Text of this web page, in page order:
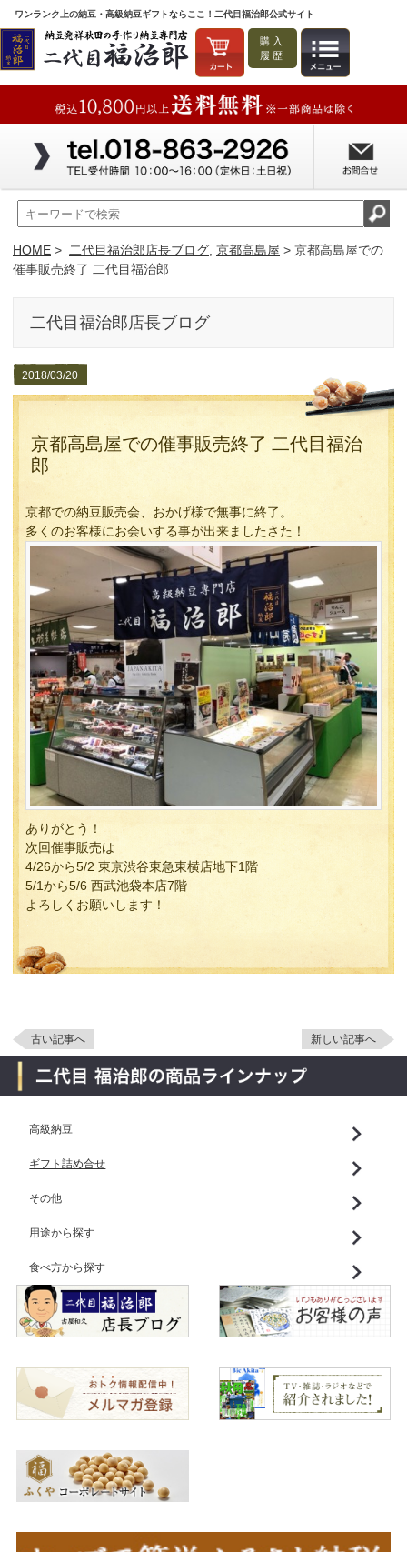
ワンランク上の納豆・高級納豆ギフトならここ！二代目福治郎公式サイト
購入
履歴
HOME > 二代目福治郎店長ブログ 京都高島屋 > 京都高島屋での
催事販売終了 二代目福治郎
二代目福治郎店長ブログ
2018/03/20
京都高島屋での催事販売終了 二代目福治
郎
京都での納豆販売会、おかげ様で無事に終了。
多くのお客様にお会いする事が出来ましたさた！
ありがとう！
次回催事販売は
4/26から5/2 東京渋谷東急東横店地下1階
5/1から5/6 西武池袋本店7階
よろしくお願いします！
古い記事へ 新しい記事へ
高級納豆
ギフト詰め合せ
その他
用途から探す
食べ方から探す